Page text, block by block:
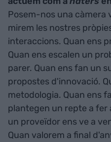
Posem-nos una càmera
mirem les nostres
interaccions. Quan ens
Quan ens escalen un
parer. Quan ens fan un
propostes d'innovació.
metodologia. Quan ens
plantegen un repte a fer
un proveïdor ens ve a
Quan valorem a final